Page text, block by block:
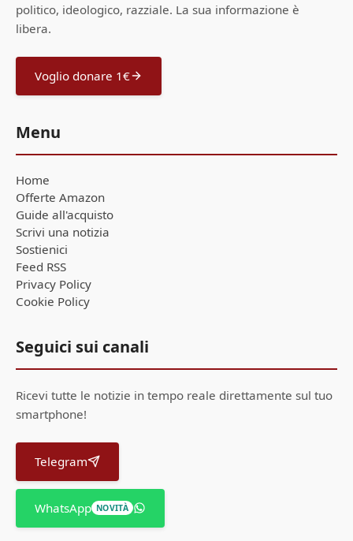
politico, ideologico, razziale. La sua informazione è
libera.
Voglio donare 1€
Menu
Home
Offerte Amazon
Guide all'acquisto
Scrivi una notizia
Sostienici
Feed RSS
Privacy Policy
Cookie Policy
Seguici sui canali
Ricevi tutte le notizie in tempo reale direttamente sul tuo
smartphone!
Telegram
WhatsApp NOVITÀ